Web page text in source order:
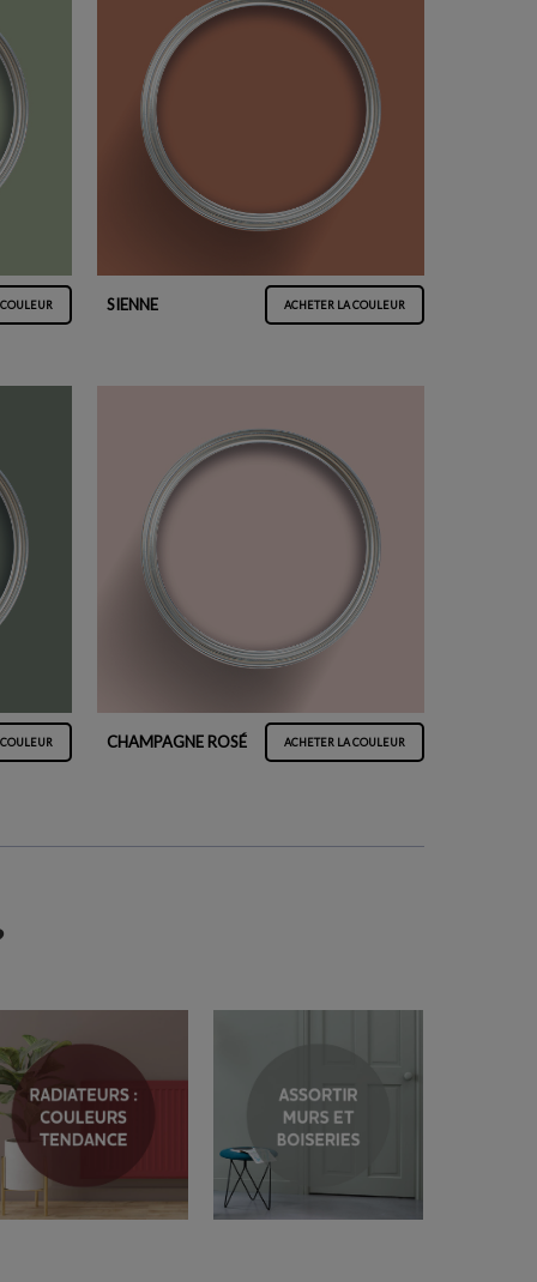
SIENNE ACHETER LA COULEUR
CHAMPAGNE ROSÉ ACHETER LA COULEUR